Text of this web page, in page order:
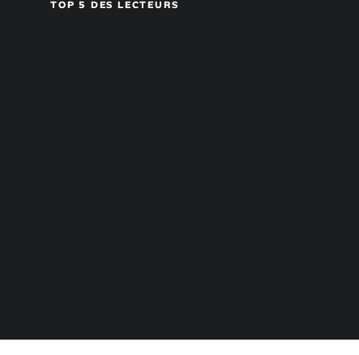
TOP 5 DES LECTEURS